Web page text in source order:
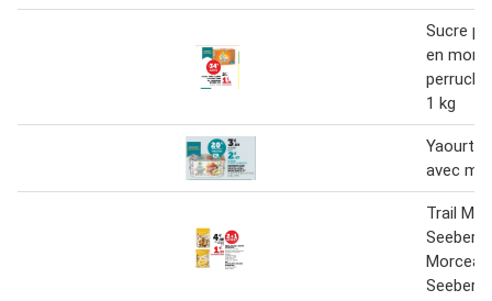
Sucre
en
1 kg
Yaourts
avec
Trail Mix